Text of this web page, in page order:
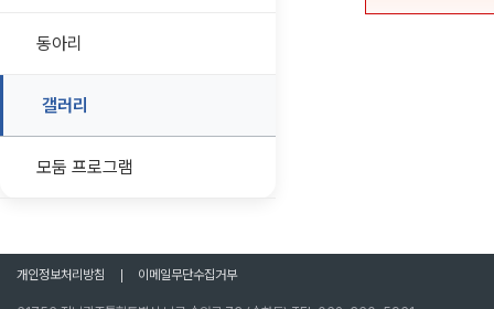
동아리
갤러리
모둠 프로그램
개인정보처리방침 이메일무단수집거부